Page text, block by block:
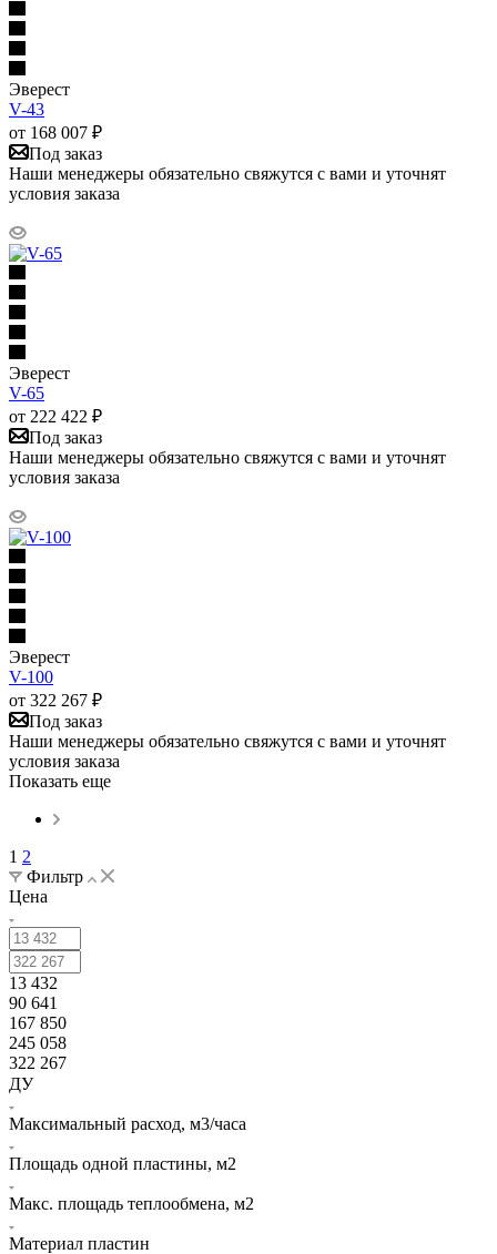
Эверест
V-43
от 168 007 ₽
Под заказ
Наши менеджеры обязательно свяжутся с вами и уточнят
условия заказа
Эверест
V-65
от 222 422 ₽
Под заказ
Наши менеджеры обязательно свяжутся с вами и уточнят
условия заказа
Эверест
V-100
от 322 267 ₽
Под заказ
Наши менеджеры обязательно свяжутся с вами и уточнят
условия заказа
Показать еще
1 2
Фильтр
Цена
13 432
90 641
167 850
245 058
322 267
ДУ
Максимальный расход, м3/часa
Площадь одной пластины, м2
Макс. площадь теплообмена, м2
Материал пластин